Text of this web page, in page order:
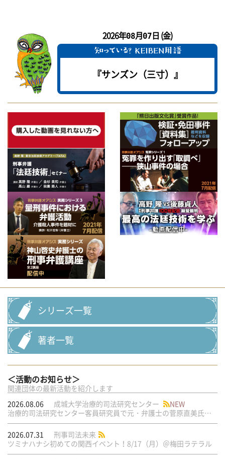
2026年08月07日 (金)
『サンズン（三寸）』
シリーズ一覧
著者一覧
＜活動のお知らせ＞
関連団体の最新活動を紹介します
2026.08.06
成城大学治療的司法研究センター
NEW
治療的司法研究センター客員研究員で元・弁護士の菅原直美氏の論文が公刊されました
2026.07.31
刑事司法未来
ツミナハナシ初めての関西イベント！8/17（月）＠梅田ラテラル